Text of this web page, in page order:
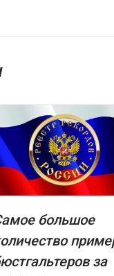
большое
за